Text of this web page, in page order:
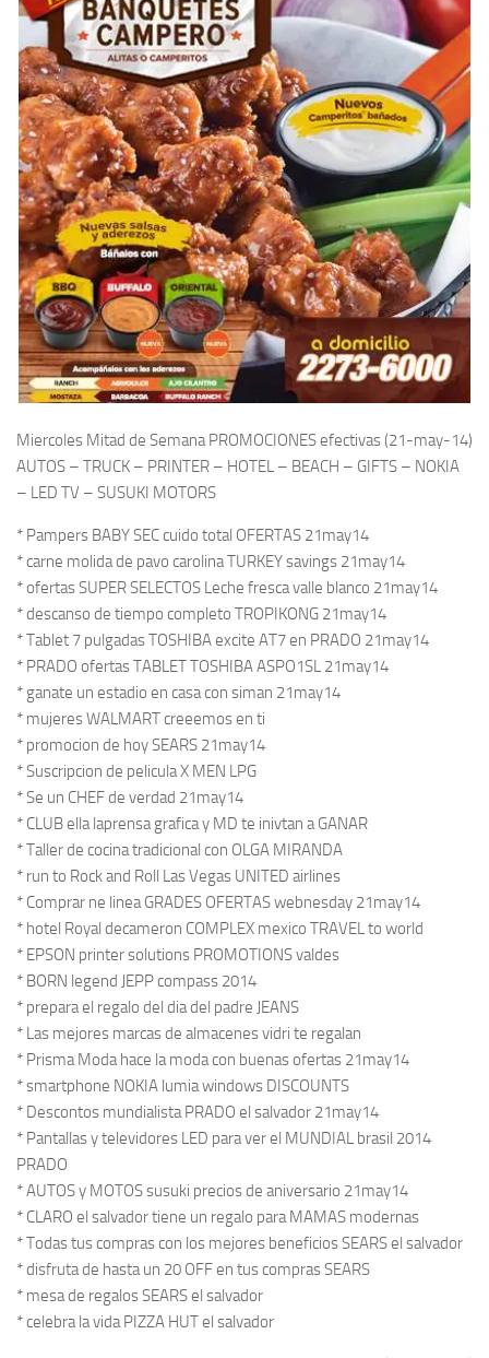
Miercoles Mitad de Semana PROMOCIONES efectivas (21-may-14)
AUTOS – TRUCK – PRINTER – HOTEL – BEACH – GIFTS – NOKIA
– LED TV – SUSUKI MOTORS
* Pampers BABY SEC cuido total OFERTAS 21may14
* carne molida de pavo carolina TURKEY savings 21may14
* ofertas SUPER SELECTOS Leche fresca valle blanco 21may14
* descanso de tiempo completo TROPIKONG 21may14
* Tablet 7 pulgadas TOSHIBA excite AT7 en PRADO 21may14
* PRADO ofertas TABLET TOSHIBA ASPO1SL 21may14
* ganate un estadio en casa con siman 21may14
* mujeres WALMART creeemos en ti
* promocion de hoy SEARS 21may14
* Suscripcion de pelicula X MEN LPG
* Se un CHEF de verdad 21may14
* CLUB ella laprensa grafica y MD te inivtan a GANAR
* Taller de cocina tradicional con OLGA MIRANDA
* run to Rock and Roll Las Vegas UNITED airlines
* Comprar ne linea GRADES OFERTAS webnesday 21may14
* hotel Royal decameron COMPLEX mexico TRAVEL to world
* EPSON printer solutions PROMOTIONS valdes
* BORN legend JEPP compass 2014
* prepara el regalo del dia del padre JEANS
* Las mejores marcas de almacenes vidri te regalan
* Prisma Moda hace la moda con buenas ofertas 21may14
* smartphone NOKIA lumia windows DISCOUNTS
* Descontos mundialista PRADO el salvador 21may14
* Pantallas y televidores LED para ver el MUNDIAL brasil 2014
PRADO
* AUTOS y MOTOS susuki precios de aniversario 21may14
* CLARO el salvador tiene un regalo para MAMAS modernas
* Todas tus compras con los mejores beneficios SEARS el salvador
* disfruta de hasta un 20 OFF en tus compras SEARS
* mesa de regalos SEARS el salvador
* celebra la vida PIZZA HUT el salvador